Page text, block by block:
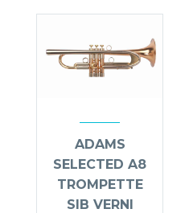
ADAMS
SELECTED A8
TROMPETTE
SIB VERNI